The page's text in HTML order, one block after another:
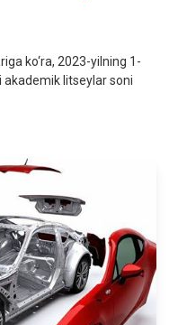
ko‘ra, 2023-yilning 1-
litseylar soni